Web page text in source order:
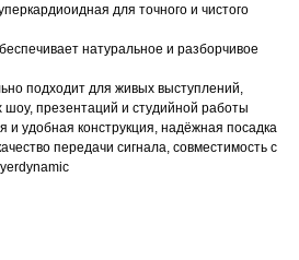
для точного и чистого
натуральное и разборчивое
подходит для живых выступлений,
шоу, презентаций и студийной работы
и удобная конструкция, надёжная посадка
передачи сигнала, совместимость с